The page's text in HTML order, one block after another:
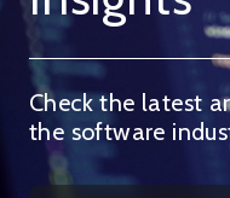
Check the latest
the software